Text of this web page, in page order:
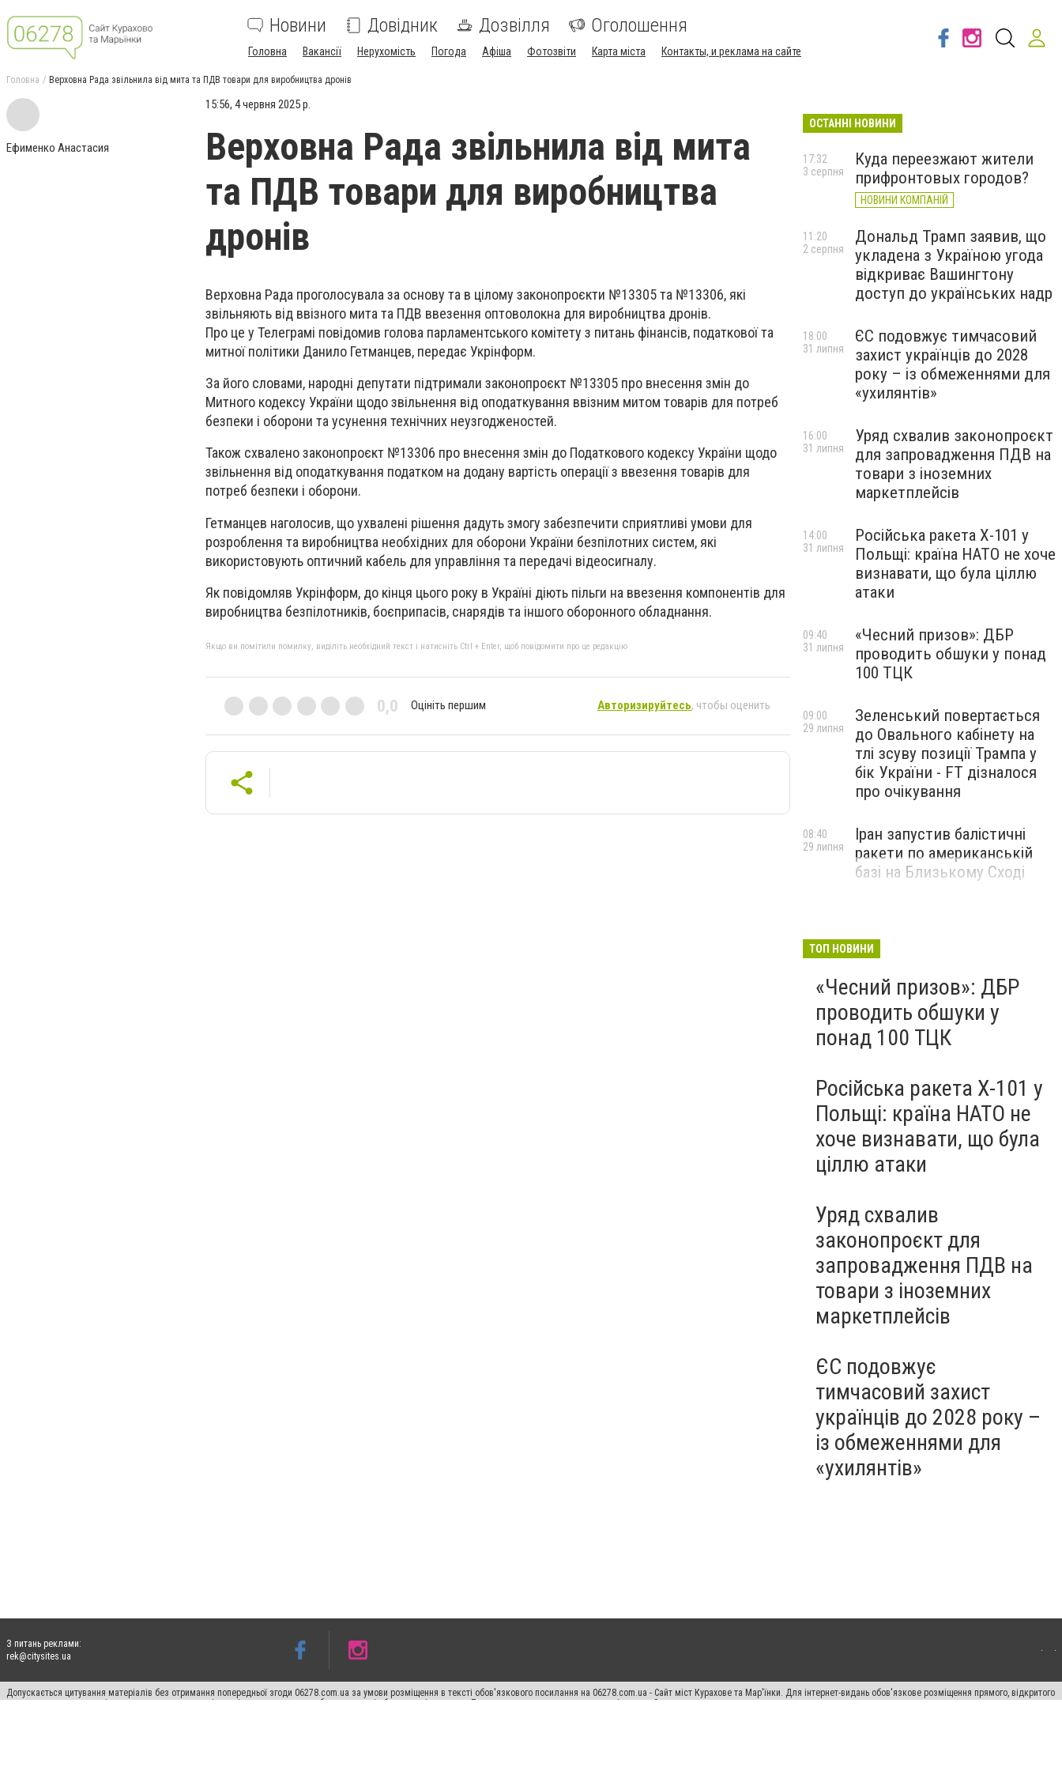
Новини Довідник Дозвілля Оголошення
Головна Вакансії Нерухомість Погода Афіша Фотозвіти Карта міста Контакты, и реклама на сайте
Головна Верховна Рада звільнила від мита та ПДВ товари для виробництва дронів
Ефименко Анастасия
15:56, 4 червня 2025 р.
Верховна Рада звільнила від мита
та ПДВ товари для виробництва
дронів
Верховна Рада проголосувала за основу та в цілому законопроєкти №13305 та №13306, які
звільняють від ввізного мита та ПДВ ввезення оптоволокна для виробництва дронів.
Про це у Телеграмі повідомив голова парламентського комітету з питань фінансів, податкової та
митної політики Данило Гетманцев, передає Укрінформ.
За його словами, народні депутати підтримали законопроєкт №13305 про внесення змін до
Митного кодексу України щодо звільнення від оподаткування ввізним митом товарів для потреб
безпеки і оборони та усунення технічних неузгодженостей.
Також схвалено законопроєкт №13306 про внесення змін до Податкового кодексу України щодо
звільнення від оподаткування податком на додану вартість операції з ввезення товарів для
потреб безпеки і оборони.
Гетманцев наголосив, що ухвалені рішення дадуть змогу забезпечити сприятливі умови для
розроблення та виробництва необхідних для оборони України безпілотних систем, які
використовують оптичний кабель для управління та передачі відеосигналу.
Як повідомляв Укрінформ, до кінця цього року в Україні діють пільги на ввезення компонентів для
виробництва безпілотників, боєприпасів, снарядів та іншого оборонного обладнання.
Якщо ви помітили помилку, виділіть необхідний текст і натисніть Ctrl + Enter, щоб повідомити про це редакцію
0,0 Оцініть першим Авторизируйтесь, чтобы оценить
ОСТАННІ НОВИНИ
Куда переезжают жители
прифронтовых городов?
НОВИНИ КОМПАНІЙ
17:32
3 серпня
Дональд Трамп заявив, що
укладена з Україною угода
відкриває Вашингтону
доступ до українських надр
11:20
2 серпня
ЄС подовжує тимчасовий
захист українців до 2028
року – із обмеженнями для
«ухилянтів»
18:00
31 липня
Уряд схвалив законопроєкт
для запровадження ПДВ на
товари з іноземних
маркетплейсів
16:00
31 липня
Російська ракета Х-101 у
Польщі: країна НАТО не хоче
визнавати, що була ціллю
атаки
14:00
31 липня
«Чесний призов»: ДБР
проводить обшуки у понад
100 ТЦК
09:40
31 липня
Зеленський повертається
до Овального кабінету на
тлі зсуву позиції Трампа у
бік України - FT дізналося
про очікування
09:00
29 липня
Іран запустив балістичні
ракети по американській
базі на Близькому Сході
08:40
29 липня
ТОП НОВИНИ
«Чесний призов»: ДБР
проводить обшуки у
понад 100 ТЦК
Російська ракета Х-101 у
Польщі: країна НАТО не
хоче визнавати, що була
ціллю атаки
Уряд схвалив
законопроєкт для
запровадження ПДВ на
товари з іноземних
маркетплейсів
ЄС подовжує
тимчасовий захист
українців до 2028 року –
із обмеженнями для
«ухилянтів»
З питань реклами:
rek@citysites.ua
Допускається цитування матеріалів без отримання попередньої згоди 06278.com.ua за умови розміщення в тексті обов'язкового посилання на 06278.com.ua - Сайт міст Курахове та Мар'їнки. Для інтернет-видань обов'язкове розміщення прямого, відкритого
для пошукових систем гіперпосилання на цитовані статті не нижче другого абзацу в тексті або в якості джерела. Порушення виняткових прав переслідується Законом.